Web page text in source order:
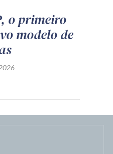
o primeiro
modelo de